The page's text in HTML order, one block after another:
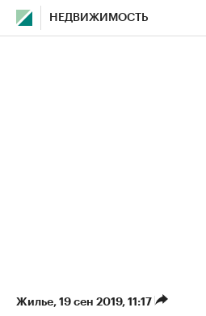
НЕДВИЖИМОСТЬ
Жилье⁠, 19 сен 2019, 11:17